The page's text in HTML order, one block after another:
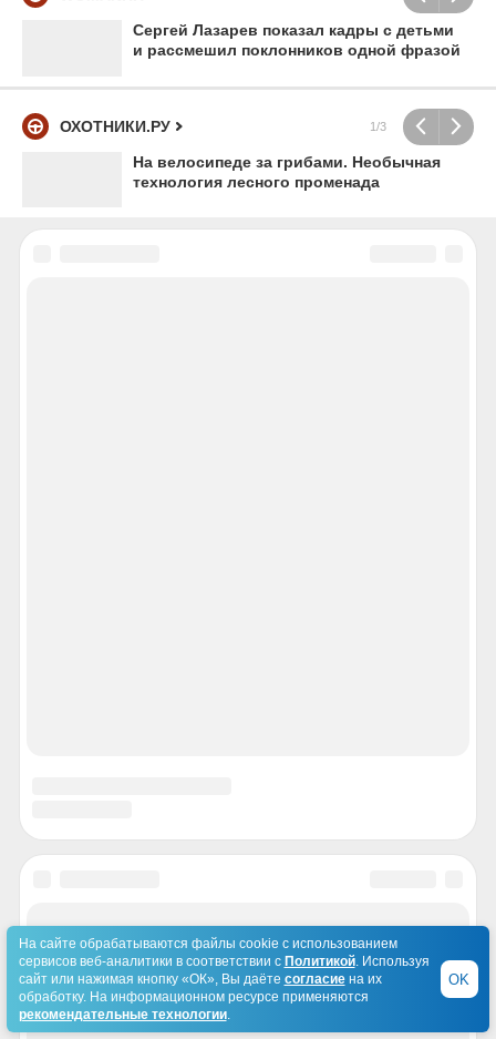
Сергей Лазарев показал кадры с детьми
и рассмешил поклонников одной фразой
ОХОТНИКИ.РУ 1/3
На велосипеде за грибами. Необычная
технология лесного променада
На сайте обрабатываются файлы cookie с использованием
сервисов веб-аналитики в соответствии с Политикой. Используя
сайт или нажимая кнопку «ОК», Вы даёте согласиена их
обработку. На информационном ресурсе применяются
рекомендательные технологии.
OK